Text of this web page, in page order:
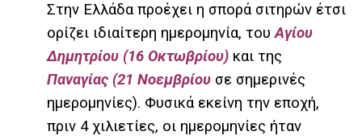
Στην Ελλάδα προέχει η σπορά σιτηρών έτσι
ορίζει ιδιαίτερη ημερομηνία, τουΑγίου
Δημητρίου (16 Οκτωβρίου)και της
Παναγίας (21 Νοεμβρίουσε σημερινές
ημερομηνίες). Φυσικά εκείνη την εποχή,
πριν 4 χιλιετίες, οι ημερομηνίες ήταν